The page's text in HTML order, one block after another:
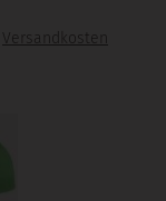
Versandkosten